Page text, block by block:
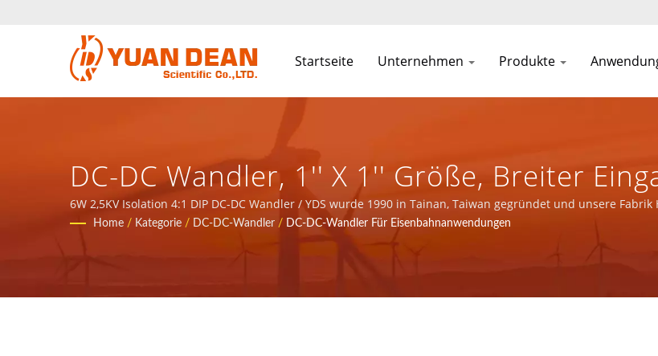
Startseite Unternehmen Produkte
DC-DC Wandler, 1'' X 1'' Größe, Breiter
Bis 160Vdc, 6PIN DIL Gehäuse, Ein- Und
Für Bahn- Und Industrieausrüstung / Über
6W 2,5KV Isolation 4:1 DIP DC-DC Wandler / YDS wurde 1990 in Tainan, Taiwan gegründet und unsere
sind der führende Elektronikhersteller mit ISO 9001, ISO 14001 und IATF16949 Zertifizierung.
Home / Kategorie / DC-DC-Wandler / DC-DC-Wandler Für Eisenbahnanwendungen